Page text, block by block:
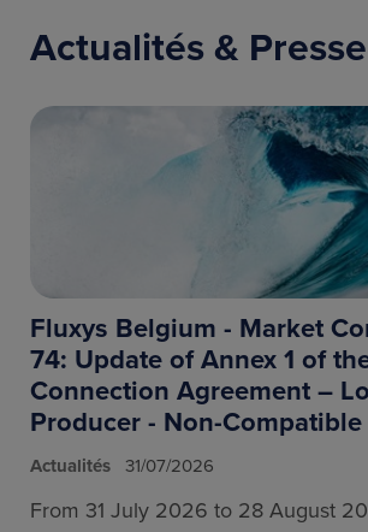
Actualités & Presse
Fluxys Belgium - Market
74: Update of Annex 1 of
Connection Agreement –
Producer - Non-Compatible
Actualités 31/07/2026
From 31 July 2026 to 28 August